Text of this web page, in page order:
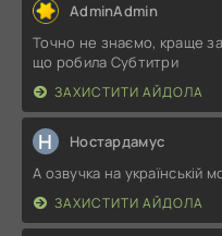
AdminAdmin
Точно не знаємо, краще
що робила Субтитри
ЗАХИСТИТИ АЙДОЛА
Н Ностардамус
А озвучка на українській
ЗАХИСТИТИ АЙДОЛА